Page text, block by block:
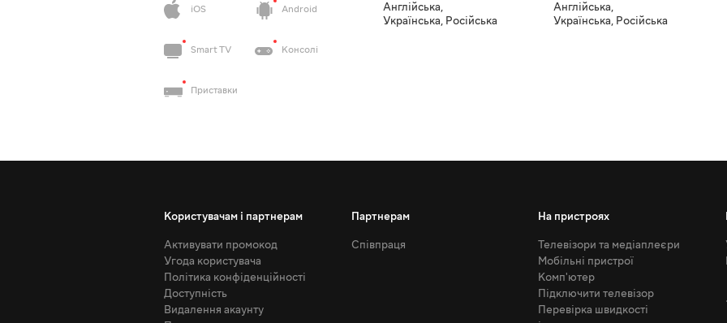
iOS
Android
Smart TV Консолі
Приставки
Англійська,
Українська, Російська
Англійська,
Українська, Російська
Користувачам і партнерам
Активувати промокод
Угода користувача
Політика конфіденційності
Доступність
Видалення акаунту
Партнерам
Співпраця
На пристроях
Телевізори та медіаплеєри
Мобільні пристрої
Комп'ютер
Підключити телевізор
Перевірка швидкості